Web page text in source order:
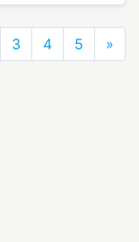
3 4 5 »